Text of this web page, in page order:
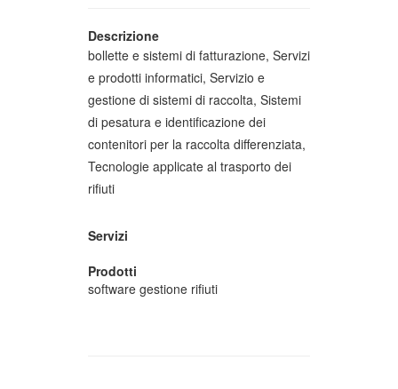
Descrizione
bollette e sistemi di fatturazione, Servizi
e prodotti informatici, Servizio e
gestione di sistemi di raccolta, Sistemi
di pesatura e identificazione dei
contenitori per la raccolta differenziata,
Tecnologie applicate al trasporto dei
rifiuti
Servizi
Prodotti
software gestione rifiuti